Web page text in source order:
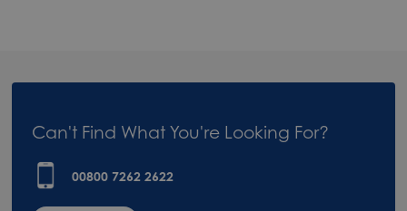
Can't Find What You're Looking For?
00800 7262 2622